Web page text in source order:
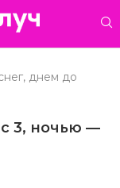
днем до
3, ночью —